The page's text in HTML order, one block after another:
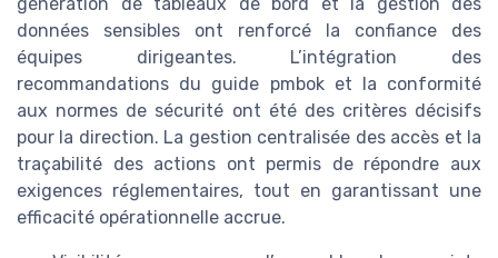
données sensibles ont renforcé la confiance des
équipes dirigeantes. L’intégration des
recommandations du guide pmbok et la conformité
aux normes de sécurité ont été des critères décisifs
pour la direction. La gestion centralisée des accès et la
traçabilité des actions ont permis de répondre aux
exigences réglementaires, tout en garantissant une
efficacité opérationnelle accrue.